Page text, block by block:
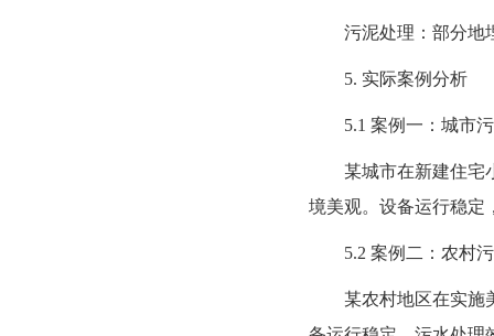
污泥处理：部分地埋
5. 实际案例分析
5.1 案例一：城市污
某城市在新建住宅小
境美观。设备运行稳定
5.2 案例二：农村污
某农村地区在实施美